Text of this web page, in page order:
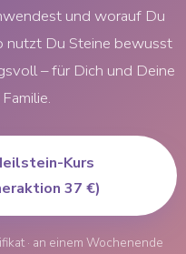
und worauf Du
nutzt Du Steine bewusst
– für Dich und Deine
Familie.
Kurs
37 €)
· an einem Wochenende